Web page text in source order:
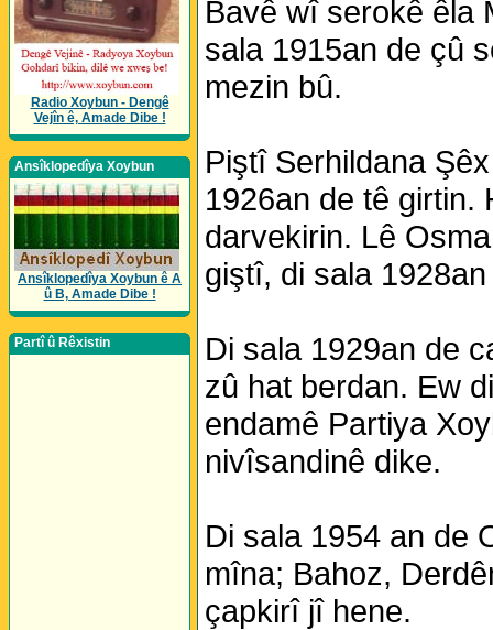
Radio Xoybun - Dengê
Vejîn ê, Amade Dibe !
Ansîklopedîya Xoybun
Ansîklopedîya Xoybun ê A
û B, Amade Dibe !
Partî û Rêxistin
Bavê wî serokê êla
sala 1915an de çû
mezin bû.
Piştî Serhildana
1926an de tê girtin.
darvekirin. Lê
giştî, di sala
Di sala 1929an de
zû hat berdan. Ew
endamê Partiya
nivîsandinê dike.
Di sala 1954 an de
mîna; Bahoz,
çapkirî jî hene.